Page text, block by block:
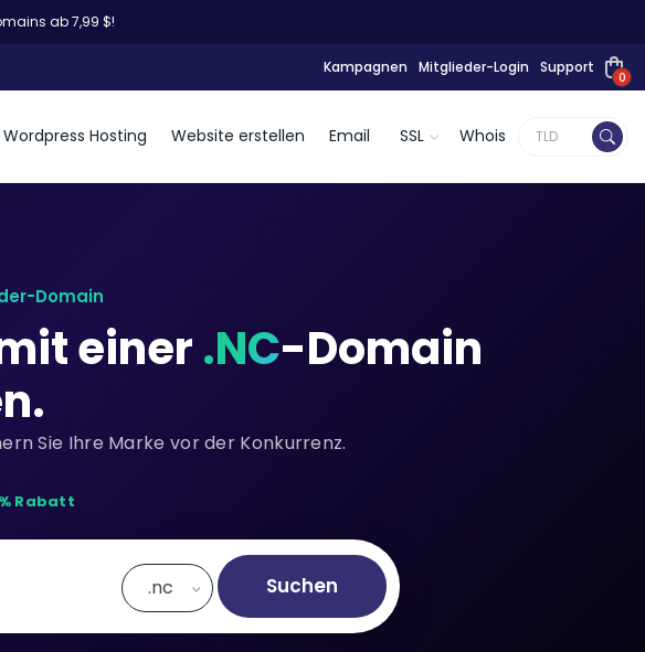
ab 7,99 $!
Kampagnen Mitglieder-Login Support
0
Wordpress Hosting Website erstellen Email SSL Whois
Domain
einer.NC-Domain
Sie Ihre Marke vor der Konkurrenz.
Rabatt
.nc Suchen